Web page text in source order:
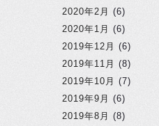
2020年2月 (6)
2020年1月 (6)
2019年12月 (6)
2019年11月 (8)
2019年10月 (7)
2019年9月 (6)
2019年8月 (8)